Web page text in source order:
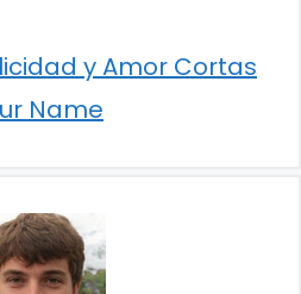
y Amor Cortas
Name